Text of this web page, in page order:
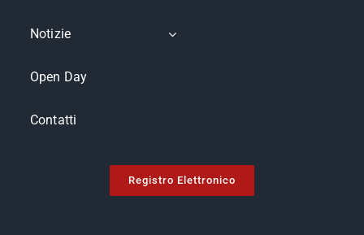
Notizie
Open Day
Contatti
Registro Elettronico